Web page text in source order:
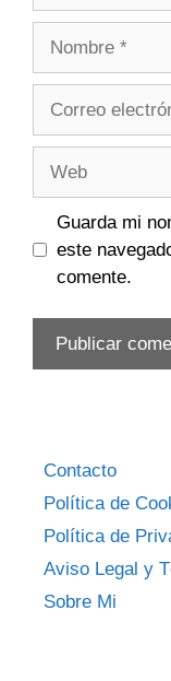
Guarda mi
este
comente.
Contacto
Política de
Política de
Aviso Legal y
Sobre Mi